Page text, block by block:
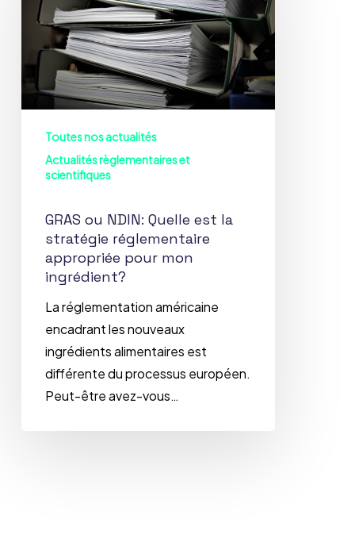
Quelle
la
stratégie
réglementaire
appropriée
mon
Toutes nos actualités
Actualités règlementaires et
scientifiques
GRAS ou NDIN: Quelle est la
stratégie réglementaire
appropriée pour mon
ingrédient?
La réglementation américaine
encadrant les nouveaux
ingrédients alimentaires est
différente du processus européen.
Peut-être avez-vous…